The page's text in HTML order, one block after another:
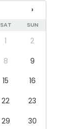
›
SAT SUN
1
2
8
9
15
16
22
23
29
30